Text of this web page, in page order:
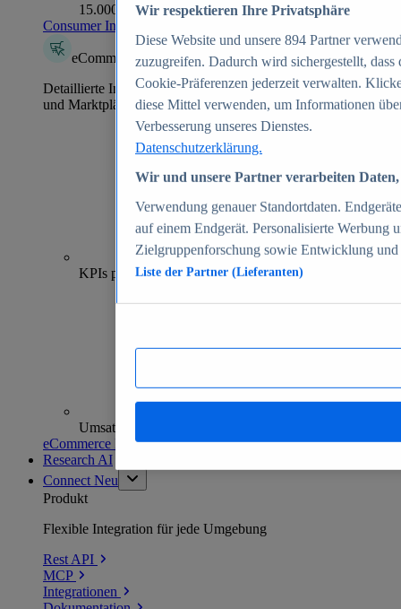
15.000+ Marken
Consumer Insights entdecken
eCommerce Insights
Detaillierte Informationen zu mehr als 39.000 Online-Shops
und Marktplätzen
70+
KPIs pro Shop
Umsatzanalysen und -prognosen
eCommerce Insights entdecken
Research AI
Connect Neu
Produkt
Flexible Integration für jede Umgebung
Rest API
MCP
Integrationen
Wir respektieren Ihre Privatsphäre
Diese Website und unsere 894 Partner
zuzugreifen. Dadurch wird sichergestellt,
Cookie-Präferenzen jederzeit verwalten.
diese Mittel verwenden, um Informationen
Verbesserung unseres Dienstes.
Datenschutzerklärung.
Wir und unsere Partner verarbeiten
Verwendung genauer Standortdaten.
auf einem Endgerät. Personalisierte Werbung
Zielgruppenforschung sowie Entwicklung
Liste der Partner (Lieferanten)